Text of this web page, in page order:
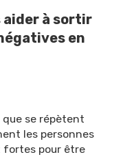
aider à sortir
en
que se répètent
les personnes
fortes pour être